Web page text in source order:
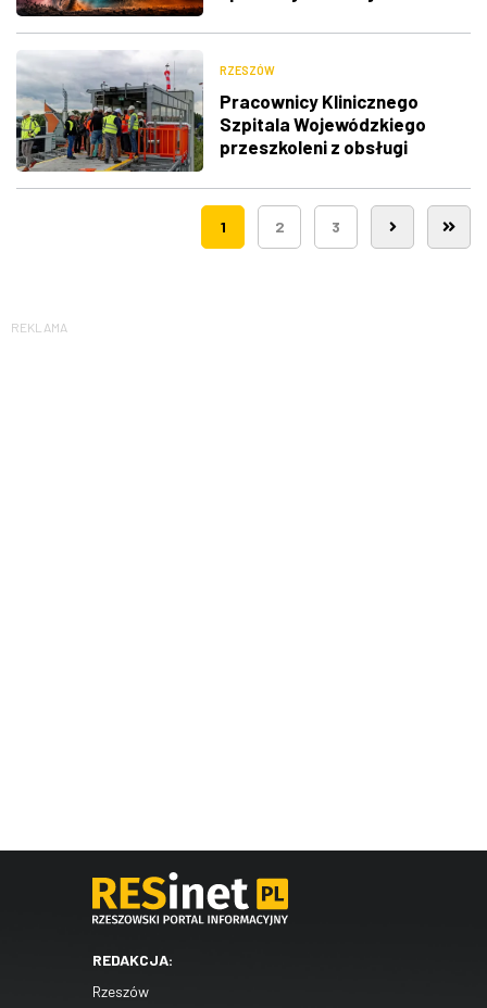
RZESZÓW
Pracownicy Klinicznego
Szpitala Wojewódzkiego
przeszkoleni z obsługi
śmigłowców LPR
1 2 3
REKLAMA
REDAKCJA:
Rzeszów